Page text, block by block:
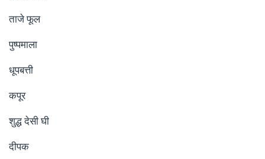
ताजे फूल
पुष्पमाला
धूपबत्ती
कपूर
शुद्ध देसी घी
दीपक